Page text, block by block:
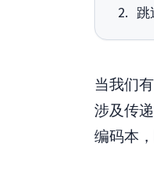
跳
当我们
涉及传
编码本